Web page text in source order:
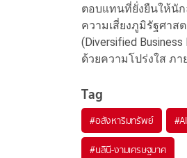
ตอบแทนที่ยั่งยืนให้นัก
ความเสี่ยงภูมิรัฐศาส
(Diversified
ด้วยความโปร่งใส ภ
Tag
#อสังหาริมทรัพย์ #
#นลินี-งามเศรษฐมาศ